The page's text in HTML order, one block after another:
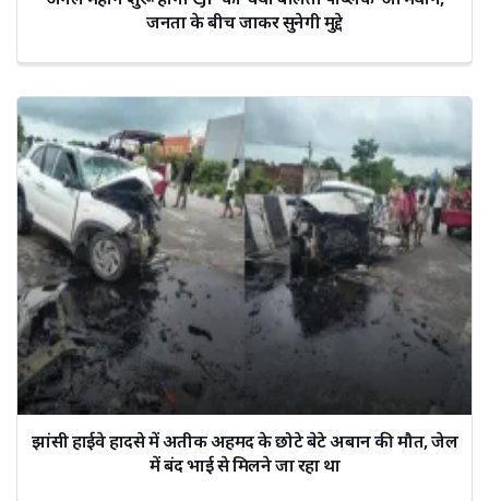
जनता के बीच जाकर सुनेगी मुद्दे
झांसी हाईवे हादसे में अतीक अहमद के छोटे बेटे अबान की मौत, जेल
में बंद भाई से मिलने जा रहा था